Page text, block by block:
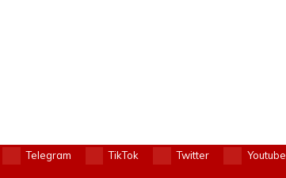
Telegram TikTok Twitter Youtube